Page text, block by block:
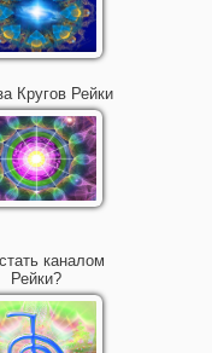
Кругов Рейки
каналом
Рейки?